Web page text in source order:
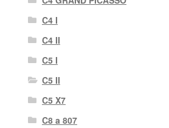
C4 I
C4 II
C5 I
C5 II
C5 X7
C8 a 807